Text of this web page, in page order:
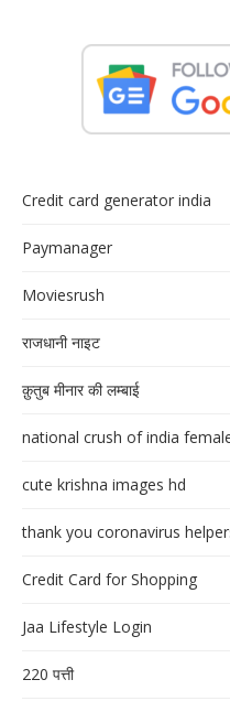
Credit card generator india
Paymanager
Moviesrush
राजधानी नाइट
क़ुतुब मीनार की लम्बाई
national crush of india
cute krishna images hd
thank you coronavirus
Credit Card for Shopping
Jaa Lifestyle Login
220 पत्ती